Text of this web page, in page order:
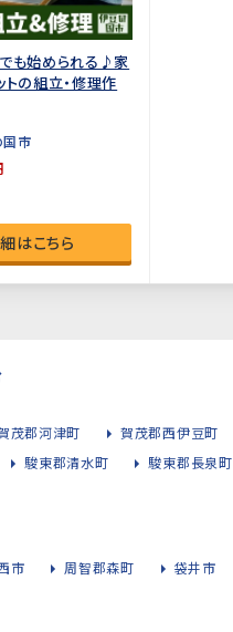
も始められる♪家
の組立・修理作
市
はこちら
茂郡河津町 賀茂郡西伊豆町
駿東郡清水町 駿東郡長泉町
市 周智郡森町 袋井市